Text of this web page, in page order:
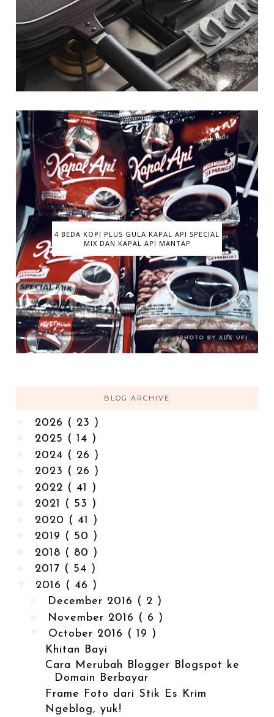
4 BEDA KOPI PLUS GULA KAPAL API SPECIAL
MIX DAN KAPAL API MANTAP
BLOG ARCHIVE
2026 ( 23 )
2025 ( 14 )
2024 ( 26 )
2023 ( 26 )
2022 ( 41 )
2021 ( 53 )
2020 ( 41 )
2019 ( 50 )
2018 ( 80 )
2017 ( 54 )
2016 ( 46 )
December 2016 ( 2 )
November 2016 ( 6 )
October 2016 ( 19 )
Khitan Bayi
Cara Merubah Blogger Blogspot ke
Domain Berbayar
Frame Foto dari Stik Es Krim
Ngeblog, yuk!